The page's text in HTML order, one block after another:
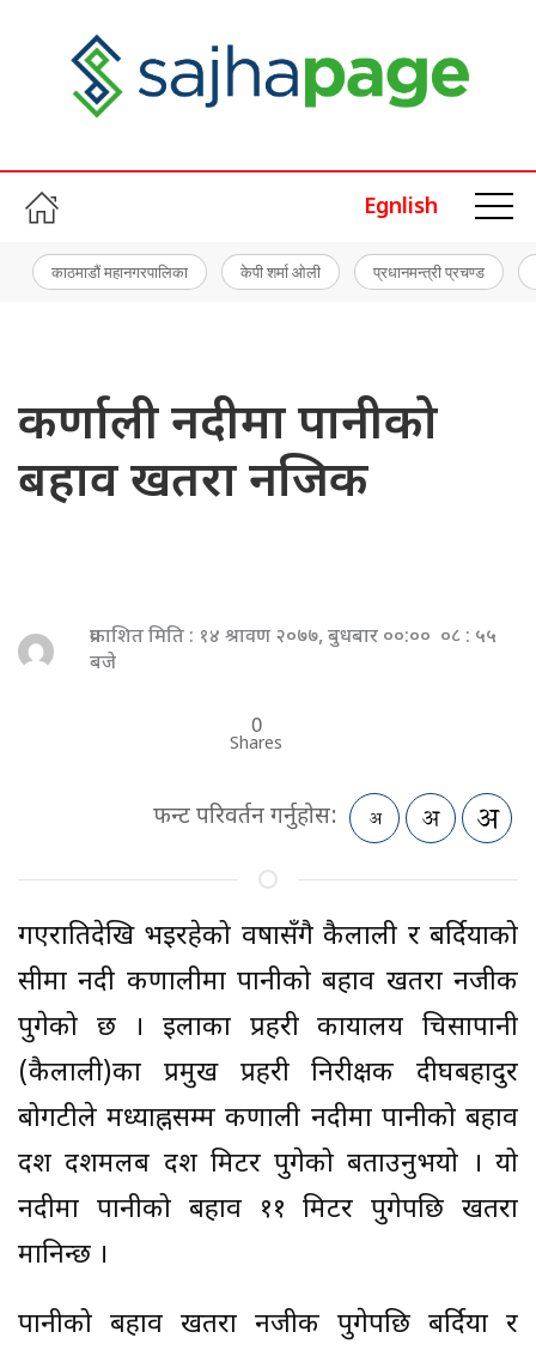
Egnlish
काठमाडौं महानगरपालिका केपी शर्मा ओली प्रधानमन्त्री प्रचण्ड
कर्णाली नदीमा पानीको
बहाव खतरा नजिक
प्रकाशित मिति : १४ श्रावण २०७७, बुधबार ००:०० ०८ : ५५
बजे
0
Shares
फन्ट परिवर्तन गर्नुहोस:
गएरातिदेखि भइरहेको वर्षासँगै कैलाली र बर्दियाको
सीमा नदी कर्णालीमा पानीको बहाव खतरा नजीक
पुगेको छ । इलाका प्रहरी कार्यालय चिसापानी
(कैलाली)का प्रमुख प्रहरी निरीक्षक दीर्घबहादुर
बोगटीले मध्याह्नसम्म कर्णाली नदीमा पानीको बहाव
दश दशमलब दश मिटर पुगेको बताउनुभयो । यो
नदीमा पानीको बहाव ११ मिटर पुगेपछि खतरा
मानिन्छ ।
पानीको बहाव खतरा नजीक पुगेपछि बर्दिया र